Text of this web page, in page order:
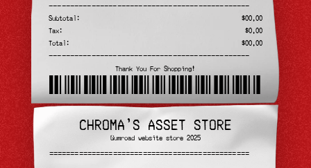
———————————————————————————————————————————————
Subtotal:
$00.00
Tax:
$0.00
Total:
$00.00
———————————————————————————————————————————————
Thank You For Shopping!
chromaslab
CHROMA'S ASSET STORE
Gumroad website store 2025
———————————————————————————————————————————————
———————————————————————————————————————————————